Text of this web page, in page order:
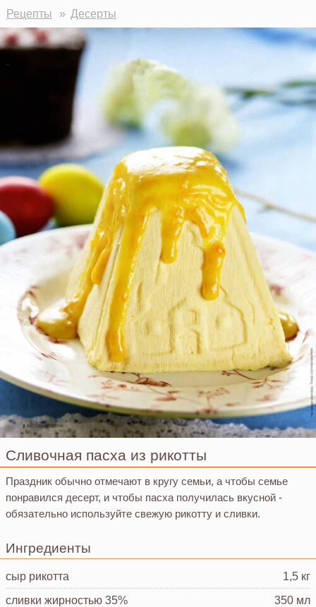
Рецепты Десерты
Сливочная пасха из рикотты
Праздник обычно отмечают в кругу семьи, а чтобы семье
понравился десерт, и чтобы пасха получилась вкусной -
обязательно используйте свежую рикотту и сливки.
Ингредиенты
сыр рикотта
1,5 кг
сливки жирностью 35%
350 мл